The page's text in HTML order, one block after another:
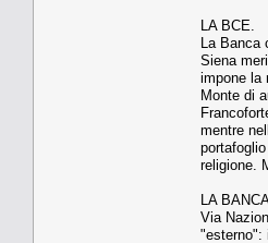
LA BCE.
La Banca
Siena
impone la
Monte di
mentre
religione.
LA
Via
"esterno":